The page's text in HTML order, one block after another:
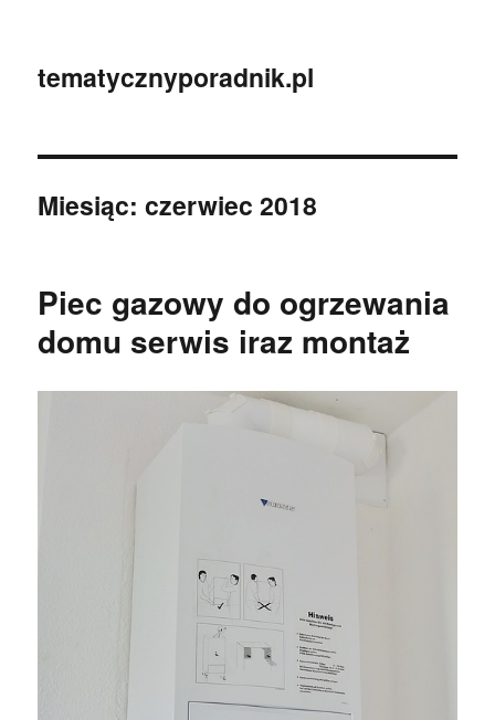
tematycznyporadnik.pl
Miesiąc:czerwiec 2018
Piec gazowy do ogrzewania
domu serwis iraz montaż